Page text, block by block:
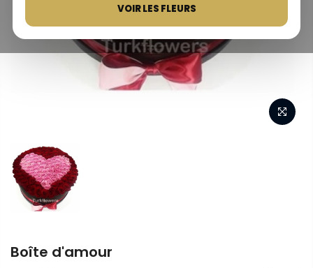
VOIR LES FLEURS
Boîte d'amour